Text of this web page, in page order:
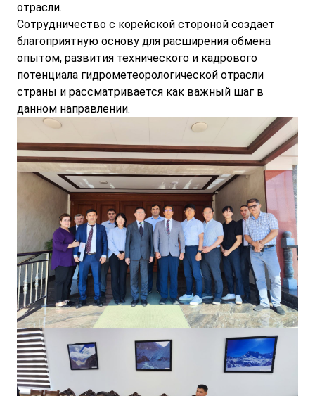
отрасли.
Сотрудничество с корейской стороной создает
благоприятную основу для расширения обмена
опытом, развития технического и кадрового
потенциала гидрометеорологической отрасли
страны и рассматривается как важный шаг в
данном направлении.